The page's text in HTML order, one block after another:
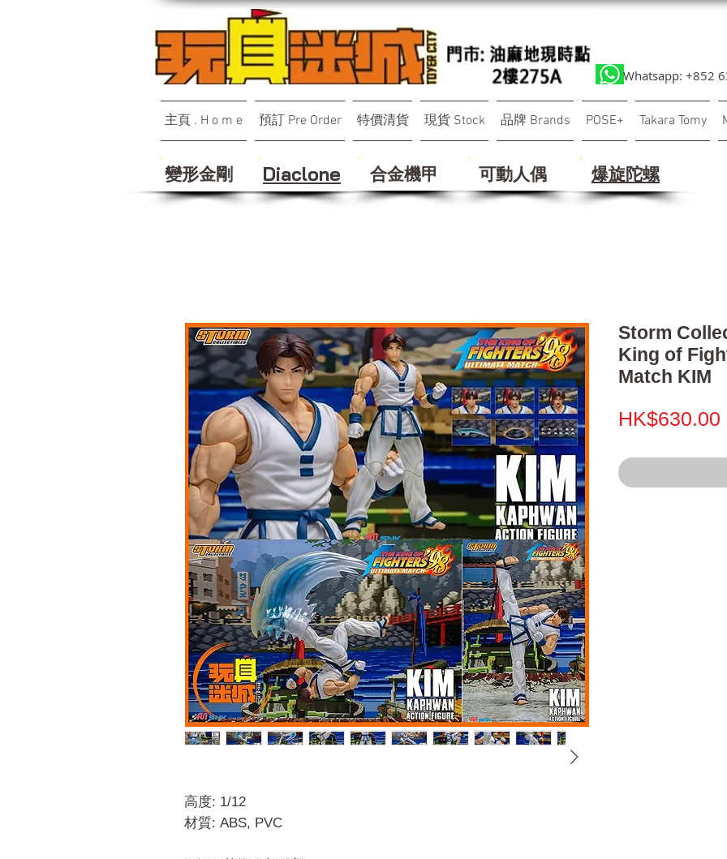
Whatsapp: +852
主頁 . H o m e 預訂 Pre Order 特價清貨 現貨 Stock 品牌 Brands POSE+ Takara Tomy
變形金剛 Diaclone 合金機甲 可動人偶 ​爆旋陀螺
高度: 1/12
材質: ABS, PVC
Storm
King of
Match KIM
HK$630.00